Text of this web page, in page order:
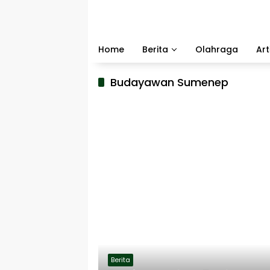
Home
Berita Olahraga
Budayawan Sumenep
Berita